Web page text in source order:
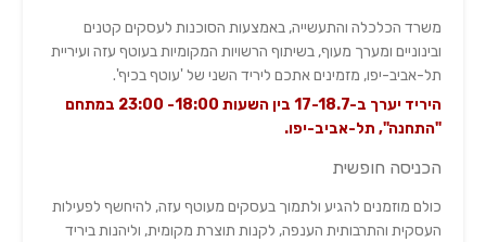
משרד הכלכלה והתעשייה, באמצעות הסוכנות לעסקים קטנים
ובינוניים ומערך מעוף, בשיתוף הרשויות המקומיות בעוטף עזה ועיריית
תל-אביב-יפו, מזמינים אתכם ליריד השני של 'עוטף בכיף'.
היריד יערך ב-17-18.7 בין השעות 18:00- 23:00 במתחם
"התחנה", תל-אביב-יפו.
הכניסה חופשית
כולם מוזמנים להגיע ולתמוך בעסקים מעוטף עזה, להיחשף לפעילות
העסקית והתרבותית הענפה, לקנות תוצרת מקומית, וליהנות ביריד